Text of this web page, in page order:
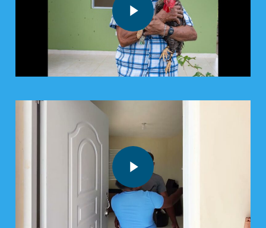
Play Video
Play Video